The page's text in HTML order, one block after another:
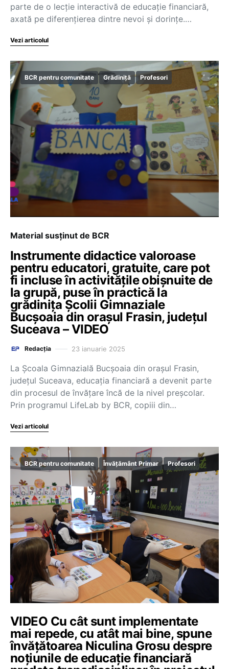
parte de o lecție interactivă de educație financiară,
axată pe diferențierea dintre nevoi și dorințe.…
Vezi articolul
BCR pentru comunitate Grădiniță Profesori
Material susținut de BCR
Instrumente didactice valoroase
pentru educatori, gratuite, care pot
fi incluse în activitățile obișnuite de
la grupă, puse în practică la
grădinița Școlii Gimnaziale
Bucșoaia din orașul Frasin, județul
Suceava – VIDEO
Redacția 23 ianuarie 2025
La Școala Gimnazială Bucșoaia din orașul Frasin,
județul Suceava, educația financiară a devenit parte
din procesul de învățare încă de la nivel preșcolar.
Prin programul LifeLab by BCR, copiii din…
Vezi articolul
BCR pentru comunitate Învățământ Primar Profesori
VIDEO Cu cât sunt implementate
mai repede, cu atât mai bine, spune
învățătoarea Niculina Grosu despre
noțiunile de educație financiară